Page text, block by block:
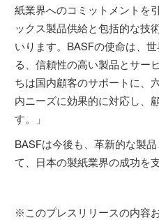
紙業界へのコミットメントを
ックス製品供給と包括的な技
いります。BASFの使命は、
る、信頼性の高い製品とサー
ちは国内顧客のサポートに、
内ニーズに効果的に対応し、
す。」
BASFは今後も、革新的な製
て、日本の製紙業界の成功を
※このプレスリリースの内容